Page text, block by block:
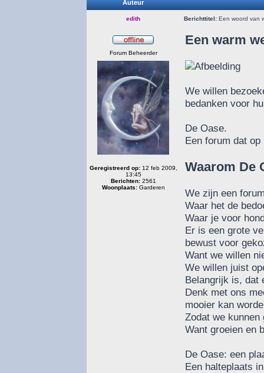
Auteur
edith Berichttitel: Een woord van
Forum Beheerder
Geregistreerd op:12 feb 2009,
13:45
Berichten:2561
Woonplaats:Garderen
Een warm
We willen
bedanken voor
De Oase.
Een forum dat
Waarom De
We zijn een
Waar het de
Waar je voor
Er is een grote
bewust voor
Want we willen
We willen juist
Belangrijk is, dat
Denk met ons
mooier kan
Zodat we kunnen
Want groeien en
De Oase: een
Een halteplaats